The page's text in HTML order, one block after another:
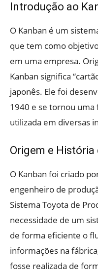
Introdução ao
O Kanban é um
que tem como
em uma empresa.
Kanban significa
japonês. Ele foi
1940 e se tornou
utilizada em diversas
Origem e História
O Kanban foi criado
engenheiro de
Sistema Toyota de
necessidade de um
de forma eficiente o
informações na
fosse realizada de